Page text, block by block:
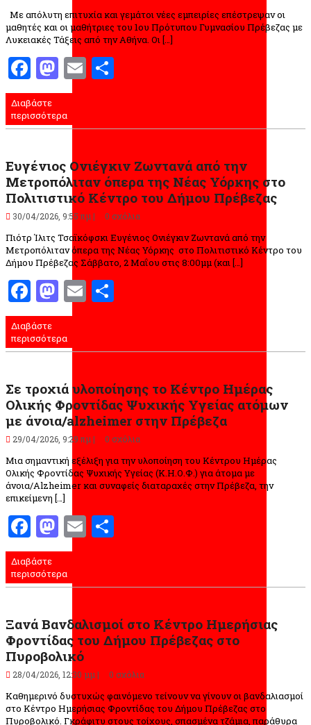
Με απόλυτη επιτυχία και γεμάτοι νέες εμπειρίες επέστρεψαν οι
μαθητές και οι μαθήτριες του 1ου Πρότυπου Γυμνασίου Πρέβεζας με
Λυκειακές Τάξεις από την Αθήνα. Οι […]
Facebook
Mastodon
Email
Διαβάστε
περισσότερα
Ευγένιος Ονιέγκιν Ζωντανά από την
Μετροπόλιταν όπερα της Νέας Υόρκης στο
Πολιτιστικό Κέντρο του Δήμου Πρέβεζας
30/04/2026, 9:55 πμ | 0 σχόλια
Πιότρ Ίλιτς Τσαϊκόφσκι Ευγένιος Ονιέγκιν Ζωντανά από την
Μετροπόλιταν όπερα της Νέας Υόρκης στο Πολιτιστικό Κέντρο του
Δήμου Πρέβεζας Σάββατο, 2 Μαΐου στις 8:00μμ (και […]
Facebook
Mastodon
Email
Διαβάστε
περισσότερα
Σε τροχιά υλοποίησης το Κέντρο Ημέρας
Ολικής Φροντίδας Ψυχικής Υγείας ατόμων
με άνοια/alzheimer στην Πρέβεζα
29/04/2026, 9:29 πμ | 0 σχόλια
Μια σημαντική εξέλιξη για την υλοποίηση του Κέντρου Ημέρας
Ολικής Φροντίδας Ψυχικής Υγείας (Κ.Η.Ο.Φ.) για άτομα με
άνοια/Alzheimer και συναφείς διαταραχές στην Πρέβεζα, την
επικείμενη […]
Facebook
Mastodon
Email
Διαβάστε
περισσότερα
Ξανά Βανδαλισμοί στο Κέντρο Ημερήσιας
Φροντίδας του Δήμου Πρέβεζας στο
Πυροβολικό
28/04/2026, 12:30 μμ | 0 σχόλια
Kαθημερινό δυστυχώς φαινόμενο τείνουν να γίνουν οι βανδαλιασμοί
στο Κέντρο Ημερήσιας Φροντίδας του Δήμου Πρέβεζας στο
Πυροβολικό. Γκράφιτυ στους τοίχους, σπασμένα τζάμια, παράθυρα